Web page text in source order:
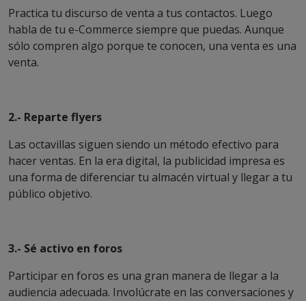
Practica tu discurso de venta a tus contactos. Luego
habla de tu e-Commerce siempre que puedas. Aunque
sólo compren algo porque te conocen, una venta es una
venta.
2.- Reparte flyers
Las octavillas siguen siendo un método efectivo para
hacer ventas. En la era digital, la publicidad impresa es
una forma de diferenciar tu almacén virtual y llegar a tu
público objetivo.
3.- Sé activo en foros
Participar en foros es una gran manera de llegar a la
audiencia adecuada. Involúcrate en las conversaciones y